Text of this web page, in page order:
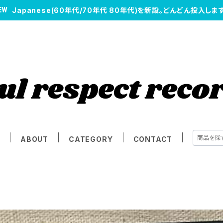
Japanese(60年代/70年代 80年代)を新設。どんどん投入します
ABOUT CATEGORY CONTACT